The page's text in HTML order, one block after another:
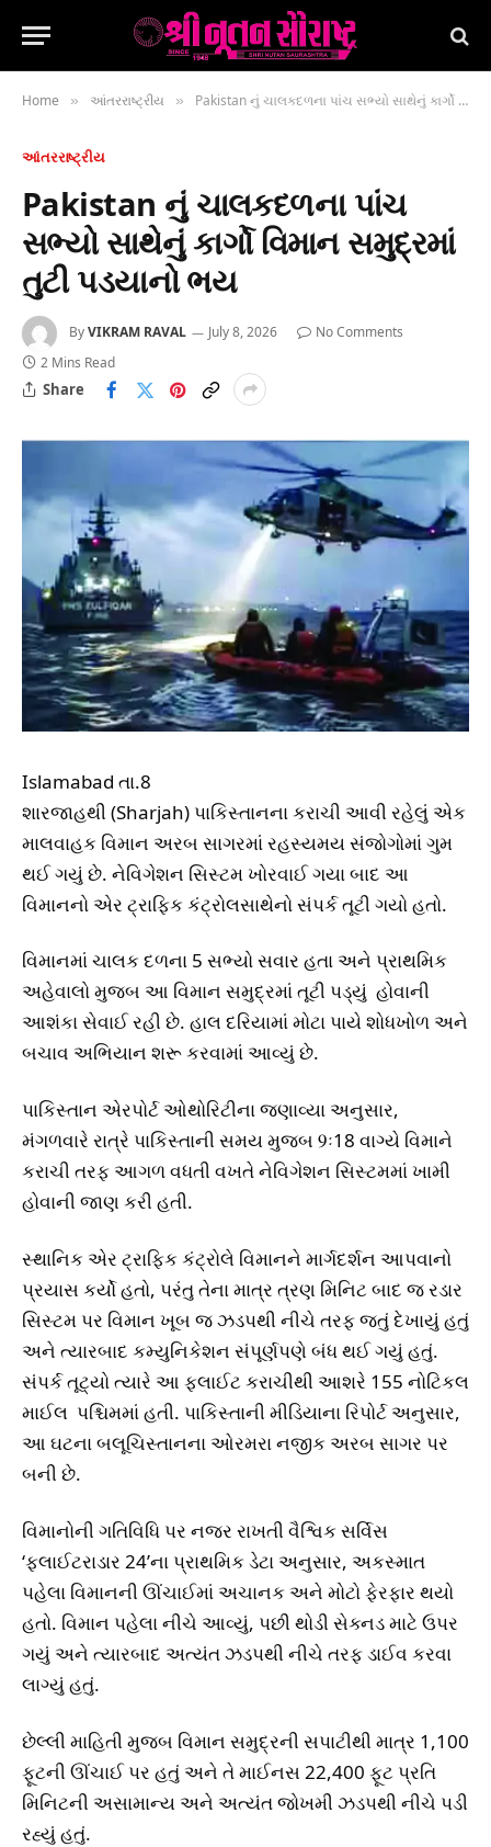
Home » આંતરરાષ્ટ્રીય » Pakistan નું ચાલકદળના પાંચ સભ્યો સાથેનું કાર્ગો વિમાન સમુદ્રમાં તુટી પડયાનો ભય
આંતરરાષ્ટ્રીય
Pakistan નું ચાલકદળના પાંચ
સભ્યો સાથેનું કાર્ગો વિમાન સમુદ્રમાં
તુટી પડયાનો ભય
ByVIKRAM RAVAL July 8, 2026
No Comments
2 Mins Read
Share
Islamabad તા.8
શારજાહથી (Sharjah) પાકિસ્તાનના કરાચી આવી રહેલું એક
માલવાહક વિમાન અરબ સાગરમાં રહસ્યમય સંજોગોમાં ગુમ
થઈ ગયું છે. નેવિગેશન સિસ્ટમ ખોરવાઈ ગયા બાદ આ
વિમાનનો એર ટ્રાફિક કંટ્રોલસાથેનો સંપર્ક તૂટી ગયો હતો.
વિમાનમાં ચાલક દળના 5 સભ્યો સવાર હતા અને પ્રાથમિક
અહેવાલો મુજબ આ વિમાન સમુદ્રમાં તૂટી પડ્યું હોવાની
આશંકા સેવાઈ રહી છે. હાલ દરિયામાં મોટા પાયે શોધખોળ અને
બચાવ અભિયાન શરૂ કરવામાં આવ્યું છે.
પાકિસ્તાન એરપોર્ટ ઓથોરિટીના જણાવ્યા અનુસાર,
મંગળવારે રાત્રે પાકિસ્તાની સમય મુજબ 9ઃ18 વાગ્યે વિમાને
કરાચી તરફ આગળ વધતી વખતે નેવિગેશન સિસ્ટમમાં ખામી
હોવાની જાણ કરી હતી.
સ્થાનિક એર ટ્રાફિક કંટ્રોલે વિમાનને માર્ગદર્શન આપવાનો
પ્રયાસ કર્યો હતો, પરંતુ તેના માત્ર ત્રણ મિનિટ બાદ જ રડાર
સિસ્ટમ પર વિમાન ખૂબ જ ઝડપથી નીચે તરફ જતું દેખાયું હતું
અને ત્યારબાદ કમ્યુનિકેશન સંપૂર્ણપણે બંધ થઈ ગયું હતું.
સંપર્ક તૂટ્યો ત્યારે આ ફ્લાઈટ કરાચીથી આશરે 155 નોટિકલ
માઈલ પશ્ચિમમાં હતી. પાકિસ્તાની મીડિયાના રિપોર્ટ અનુસાર,
આ ઘટના બલૂચિસ્તાનના ઓરમરા નજીક અરબ સાગર પર
બની છે.
વિમાનોની ગતિવિધિ પર નજર રાખતી વૈશ્વિક સર્વિસ
‘ફ્લાઈટરાડાર 24’ના પ્રાથમિક ડેટા અનુસાર, અકસ્માત
પહેલા વિમાનની ઊંચાઈમાં અચાનક અને મોટો ફેરફાર થયો
હતો. વિમાન પહેલા નીચે આવ્યું, પછી થોડી સેક્નડ માટે ઉપર
ગયું અને ત્યારબાદ અત્યંત ઝડપથી નીચે તરફ ડાઈવ કરવા
લાગ્યું હતું.
છેલ્લી માહિતી મુજબ વિમાન સમુદ્રની સપાટીથી માત્ર 1,100
ફૂટની ઊંચાઈ પર હતું અને તે માઈનસ 22,400 ફૂટ પ્રતિ
મિનિટની અસામાન્ય અને અત્યંત જોખમી ઝડપથી નીચે પડી
રહ્યું હતું.